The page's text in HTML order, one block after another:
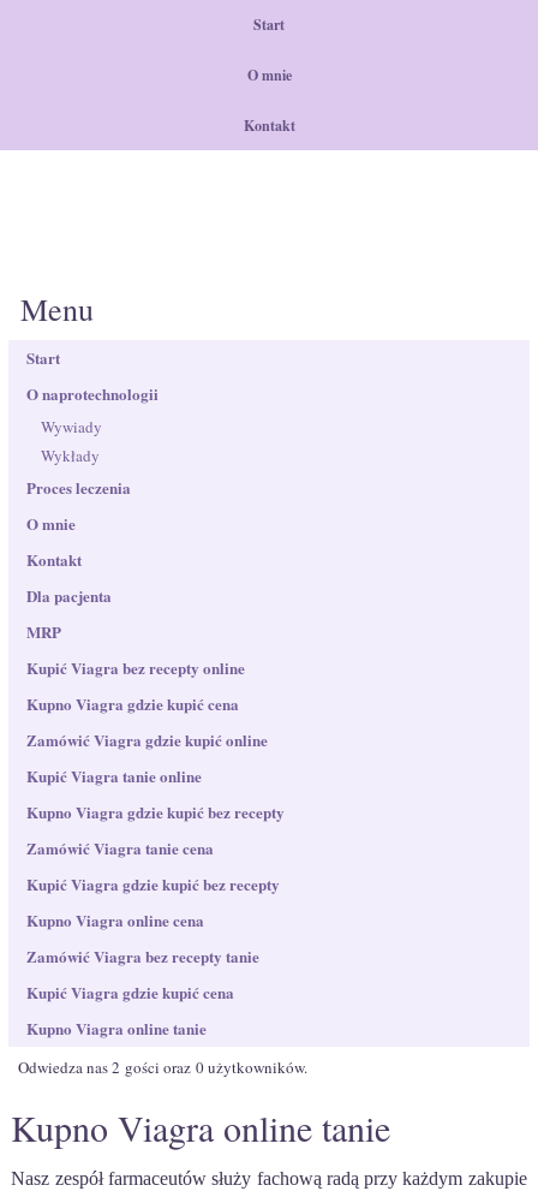
Start
O mnie
Kontakt
Menu
Start
O naprotechnologii
Wywiady
Wykłady
Proces leczenia
O mnie
Kontakt
Dla pacjenta
MRP
Kupić Viagra bez recepty online
Kupno Viagra gdzie kupić cena
Zamówić Viagra gdzie kupić online
Kupić Viagra tanie online
Kupno Viagra gdzie kupić bez recepty
Zamówić Viagra tanie cena
Kupić Viagra gdzie kupić bez recepty
Kupno Viagra online cena
Zamówić Viagra bez recepty tanie
Kupić Viagra gdzie kupić cena
Kupno Viagra online tanie
Odwiedza nas 2 gości oraz 0 użytkowników.
Kupno Viagra online tanie
Nasz zespół farmaceutów służy fachową radą przy każdym zakupie